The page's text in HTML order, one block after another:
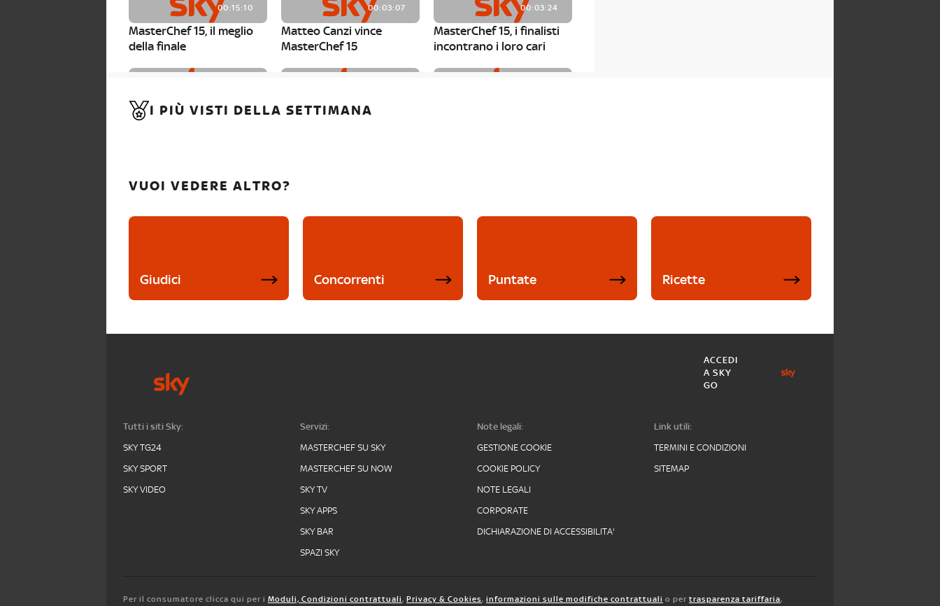
00:15:10
MasterChef 15, il meglio
della finale
00:03:07
Matteo Canzi vince
MasterChef 15
00:03:24
MasterChef 15, i finalisti
incontrano i loro cari
MasterChef 15, Carlotta è
MasterChef 15, Matteo
I PIÙ VISTI DELLA SETTIMANA
VUOI VEDERE ALTRO?
Giudici Concorrenti Puntate Ricette
ACCEDI
A SKY
GO
Tutti i siti Sky:
SKY TG24
SKY SPORT
SKY VIDEO
Servizi:
MASTERCHEF SU SKY
MASTERCHEF SU NOW
SKY TV
SKY APPS
SKY BAR
SPAZI SKY
Note legali:
GESTIONE COOKIE
COOKIE POLICY
NOTE LEGALI
CORPORATE
DICHIARAZIONE DI ACCESSIBILITA'
Link utili:
TERMINI E CONDIZIONI
SITEMAP
Per il consumatore clicca qui per i Moduli, Condizioni contrattuali, Privacy & Cookies, informazioni sulle modifiche contrattuali o per trasparenza tariffaria,